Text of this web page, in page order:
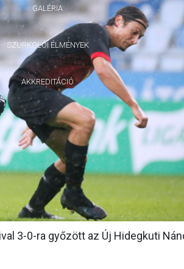
GALÉRIA
SZURKOLÓI ÉLMÉNYEK
AKKREDITÁCIÓ
3-0-ra győzött az Új Hidegkuti